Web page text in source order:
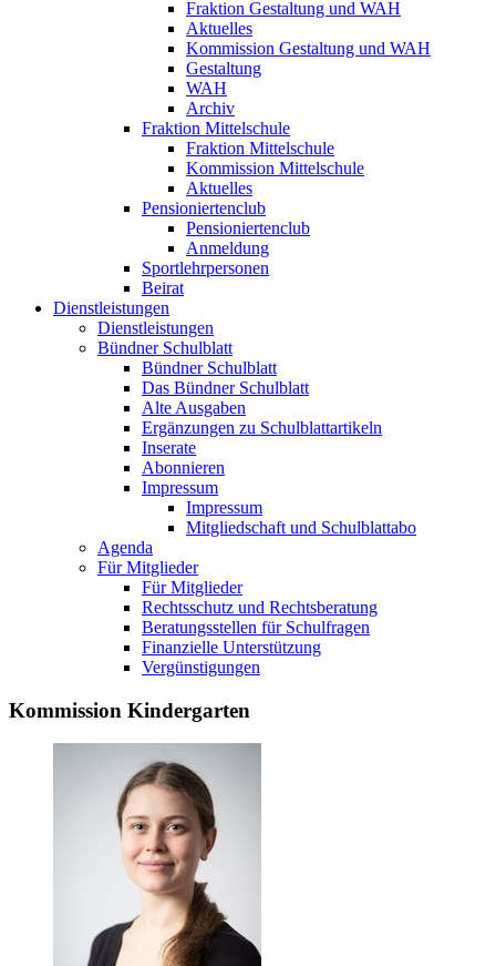
Fraktion Gestaltung und WAH
Aktuelles
Kommission Gestaltung und WAH
Gestaltung
WAH
Archiv
Fraktion Mittelschule
Fraktion Mittelschule
Kommission Mittelschule
Aktuelles
Pensioniertenclub
Pensioniertenclub
Anmeldung
Sportlehrpersonen
Beirat
Dienstleistungen
Dienstleistungen
Bündner Schulblatt
Bündner Schulblatt
Das Bündner Schulblatt
Alte Ausgaben
Ergänzungen zu Schulblattartikeln
Inserate
Abonnieren
Impressum
Impressum
Mitgliedschaft und Schulblattabo
Agenda
Für Mitglieder
Für Mitglieder
Rechtsschutz und Rechtsberatung
Beratungsstellen für Schulfragen
Finanzielle Unterstützung
Vergünstigungen
Kommission Kindergarten